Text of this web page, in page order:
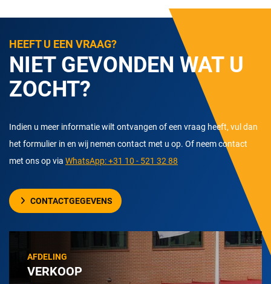
HEEFT U EEN VRAAG?
NIET GEVONDEN WAT U
ZOCHT?
Indien u meer informatie wilt ontvangen of een vraag heeft, vul dan
het formulier in en wij nemen contact met u op. Of neem contact
met ons op via WhatsApp: +31 10 - 521 32 88
CONTACTGEGEVENS
AFDELING
VERKOOP